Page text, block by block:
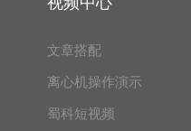
文章搭配
离心机操作演示
蜀科短视频